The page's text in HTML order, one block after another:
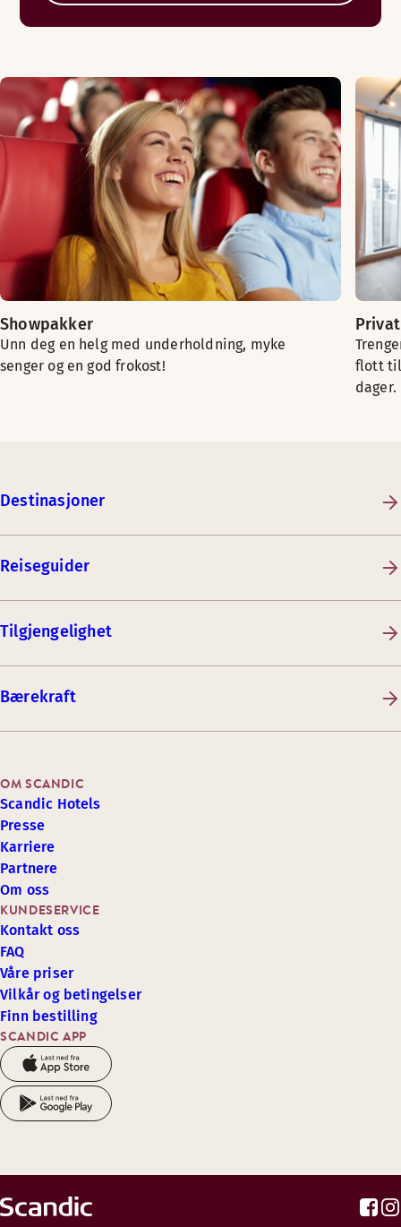
Showpakker
Unn deg en helg med underholdning, myke
senger og en god frokost!
flott
dager.
Destinasjoner
Reiseguider
Tilgjengelighet
Bærekraft
SCANDIC APP
KUNDESERVICE
Kontakt oss
FAQ
Våre priser
Vilkår og betingelser
Finn bestilling
OM SCANDIC
Scandic Hotels
Presse
Karriere
Partnere
Om oss